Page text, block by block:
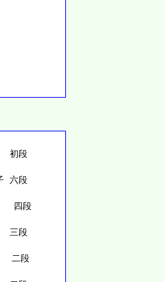
初段
六段
四段
三段
二段